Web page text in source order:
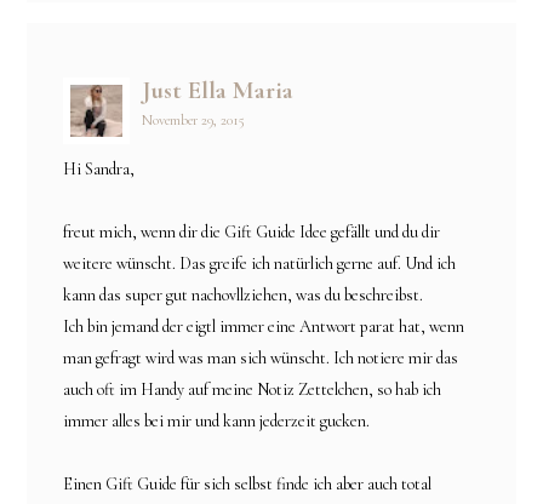
Just Ella Maria
November 29, 2015
Hi Sandra,
freut mich, wenn dir die Gift Guide Idee gefällt und du dir
weitere wünscht. Das greife ich natürlich gerne auf. Und ich
kann das super gut nachovllziehen, was du beschreibst.
Ich bin jemand der eigtl immer eine Antwort parat hat, wenn
man gefragt wird was man sich wünscht. Ich notiere mir das
auch oft im Handy auf meine Notiz Zettelchen, so hab ich
immer alles bei mir und kann jederzeit gucken.
Einen Gift Guide für sich selbst finde ich aber auch total